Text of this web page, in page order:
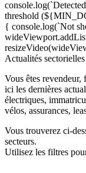
threshold
{ console.log(`Not
Actualités sectorielles
Vous êtes
ici les dernières
électriques,
vélos, assurances,
Vous trouverez ci-
secteurs.
Utilisez les filtres